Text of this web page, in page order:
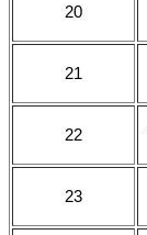
20
21
22
23